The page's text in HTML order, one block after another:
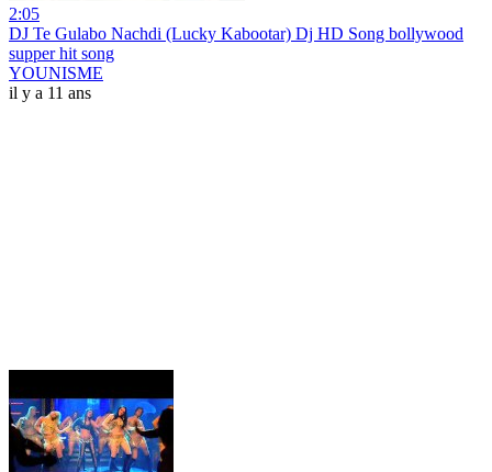
2:05
DJ Te Gulabo Nachdi (Lucky Kabootar) Dj HD Song bollywood
supper hit song
YOUNISME
il y a 11 ans